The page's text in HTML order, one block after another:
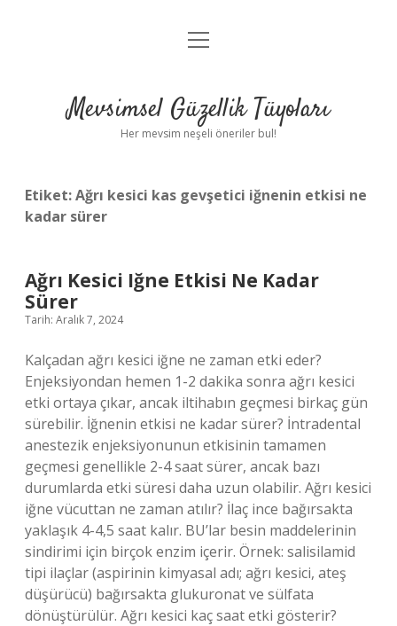
Anasayfa
Yasal Uyarı
menüyü
Mevsimsel Güzellik Tüyoları
Her mevsim neşeli öneriler bul!
Etiket:Ağrı kesici kas gevşetici iğnenin etkisi ne
kadar sürer
Ağrı Kesici Iğne Etkisi Ne Kadar
Sürer
Tarih: Aralık 7, 2024
Kalçadan ağrı kesici iğne ne zaman etki eder?
Enjeksiyondan hemen 1-2 dakika sonra ağrı kesici
etki ortaya çıkar, ancak iltihabın geçmesi birkaç gün
sürebilir. İğnenin etkisi ne kadar sürer? İntradental
anestezik enjeksiyonunun etkisinin tamamen
geçmesi genellikle 2-4 saat sürer, ancak bazı
durumlarda etki süresi daha uzun olabilir. Ağrı kesici
iğne vücuttan ne zaman atılır? İlaç ince bağırsakta
yaklaşık 4-4,5 saat kalır. BU’lar besin maddelerinin
sindirimi için birçok enzim içerir. Örnek: salisilamid
tipi ilaçlar (aspirinin kimyasal adı; ağrı kesici, ateş
düşürücü) bağırsakta glukuronat ve sülfata
dönüştürülür. Ağrı kesici kaç saat etki gösterir?